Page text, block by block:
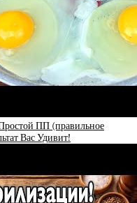
ПП (правильное
Вас Удивит!